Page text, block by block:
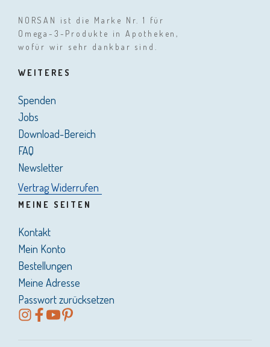
NORSAN ist die Marke Nr. 1 für
Omega-3-Produkte in Apotheken,
wofür wir sehr dankbar sind.
WEITERES
Spenden
Jobs
Download-Bereich
FAQ
Newsletter
Vertrag Widerrufen
MEINE SEITEN
Kontakt
Mein Konto
Bestellungen
Meine Adresse
Passwort zurücksetzen